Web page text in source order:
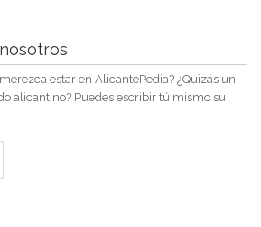
estar en AlicantePedia? ¿Quizás un
alicantino? Puedes escribir tú mismo su